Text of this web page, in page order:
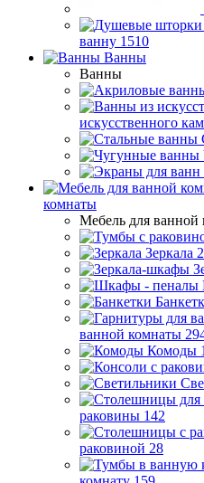
ванну 1510
Ванны
Ванны
искусственного
комнаты
Мебель для ванной
Зеркала
ванной комнаты
Комоды
раковины 142
раковиной 28